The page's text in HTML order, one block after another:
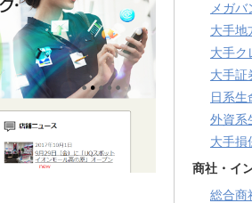
メガバ
大手地
大手ク
大手証
日系生
外資系
大手損
商社・イ
総合商